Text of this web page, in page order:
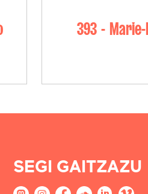
393 -
SEGI GAITZAZU